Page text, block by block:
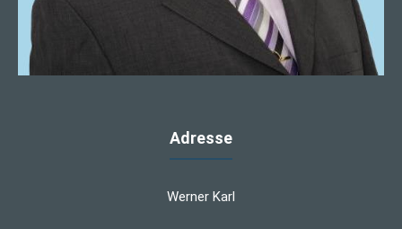
Adresse
Werner Karl